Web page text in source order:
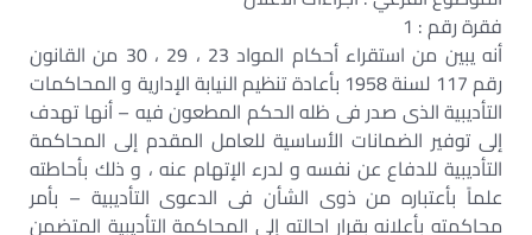
فقرة رقم : 1
أنه يبين من استقراء أحكام المواد 23 ، 29 ، 30 من القانون
رقم 117 لسنة 1958 بأعادة تنظيم النيابة الإدارية و المحاكمات
التأديبية الذى صدر فى ظله الحكم المطعون فيه – أنها تهدف
إلى توفير الضمانات الأساسية للعامل المقدم إلى المحاكمة
التأديبية للدفاع عن نفسه و لدرء الإتهام عنه ، و ذلك بأحاطته
علماً بأعتباره من ذوى الشأن فى الدعوى التأديبية – بأمر
محاكمته بأعلانه بقرار احالته إلى المحاكمة التأديبية المتضمن